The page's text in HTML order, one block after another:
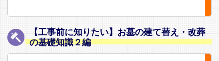
【工事前に知りたい】お墓の建て替え・改葬
の基礎知識２編